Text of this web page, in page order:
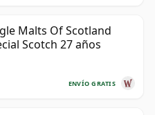
Malts Of Scotland
Scotch 27 años
ENVÍO GRATIS